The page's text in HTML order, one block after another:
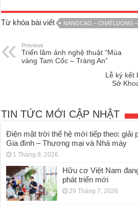
Từ khóa bài viết NANGCAO – CHATLUONG
Previous
Triển lãm ảnh nghệ thuật “Mùa
vàng Tam Cốc – Tràng An”
Lễ ký kết
Sở
TIN TỨC MỚI CẬP NHẬT
Điện mặt trời thế hệ mới tiếp theo: giải
Gia đình – Thương mại và Nhà máy
1 Tháng 8, 2026
Hữu cơ Việt Nam
phát triển mới
29 Tháng 7, 2026